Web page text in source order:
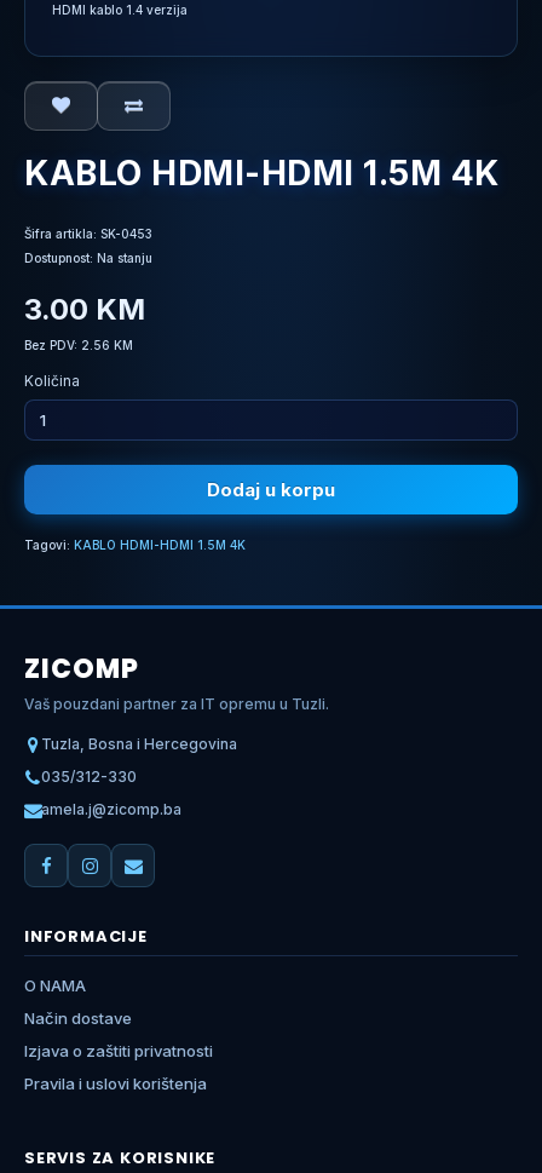
HDMI kablo 1.4 verzija
KABLO HDMI-HDMI 1.5M 4K
Šifra artikla: SK-0453
Dostupnost: Na stanju
3.00 KM
Bez PDV: 2.56 KM
Količina
Dodaj u korpu
Tagovi: KABLO HDMI-HDMI 1.5M 4K
ZICOMP
Vaš pouzdani partner za IT opremu u Tuzli.
Tuzla, Bosna i Hercegovina
035/312-330
amela.j@zicomp.ba
INFORMACIJE
O NAMA
Način dostave
Izjava o zaštiti privatnosti
Pravila i uslovi korištenja
SERVIS ZA KORISNIKE